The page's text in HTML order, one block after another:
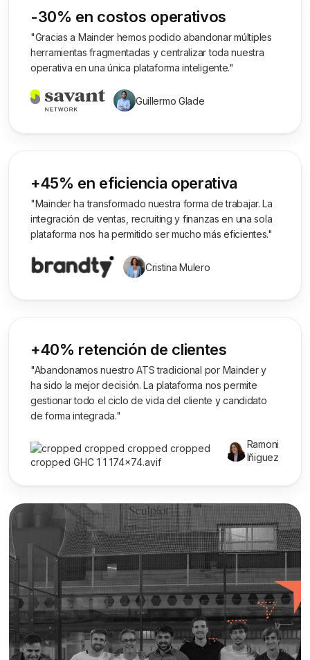
-30% en costos operativos
"Gracias a Mainder hemos podido abandonar múltiples
herramientas fragmentadas y centralizar toda nuestra
operativa en una única plataforma inteligente."
Guillermo Glade
+45% en eficiencia operativa
"Mainder ha transformado nuestra forma de trabajar. La
integración de ventas, recruiting y finanzas en una sola
plataforma nos ha permitido ser mucho más eficientes."
Cristina Mulero
+40% retención de clientes
"Abandonamos nuestro ATS tradicional por Mainder y
ha sido la mejor decisión. La plataforma nos permite
gestionar todo el ciclo de vida del cliente y candidato
de forma integrada."
Ramoni
Iñiguez